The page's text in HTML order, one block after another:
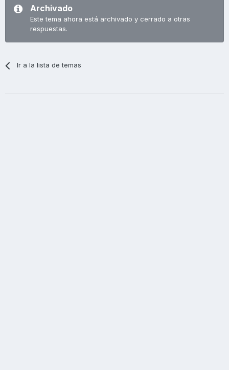
Archivado
Este tema ahora está archivado y cerrado a otras
respuestas.
Ir a la lista de temas